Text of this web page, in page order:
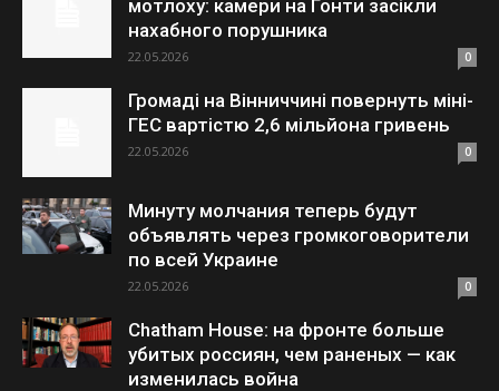
мотлоху: камери на Гонти засікли
нахабного порушника
22.05.2026 0
Громаді на Вінниччині повернуть міні-
ГЕС вартістю 2,6 мільйона гривень
22.05.2026 0
Минуту молчания теперь будут
объявлять через громкоговорители
по всей Украине
22.05.2026 0
Chatham House: на фронте больше
убитых россиян, чем раненых — как
изменилась война